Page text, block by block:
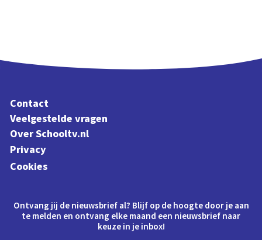
Contact
Veelgestelde vragen
Over Schooltv.nl
Privacy
Cookies
Ontvang jij de nieuwsbrief al? Blijf op de hoogte door je aan
te melden en ontvang elke maand een nieuwsbrief naar
keuze in je inbox!